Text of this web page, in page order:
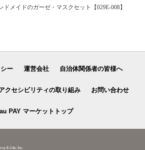
ドメイドのガーゼ・マスクセット【029E-008】
ー 運営会社 自治体関係者の皆様へ
クセシビリティの取り組み お問い合わせ
au PAY マーケットトップ
& Life, Inc.